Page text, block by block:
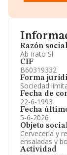
Razón
Ab Irato Sl
CIF
B60319332
Forma
Sociedad
Fecha de
22-6-1993
Fecha
5-6-2026
Objeto
Cervecería y
ensaladas y
Actividad